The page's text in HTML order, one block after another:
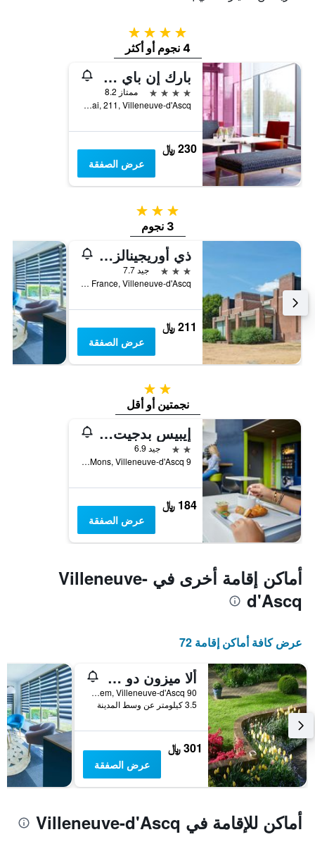
4 نجوم
4 نجوم أو أكثر
بارك إن باي راديسون ليلي جراند ستاد
4 نجوم
ممتاز 8.2
Boulevard de Tournai, 211, Villeneuve-d'Ascq, إقليم نور, فرنسا
230 ﷼
عرض الصفقة
3 نجوم
3 نجوم
ذي أوريجينالز سيتي كومبليكس أسكوتيل ليل ميتروبول
3 نجوم
جيد 7.7
Avenue Paul Langevin, Cite Scientifique 7 Villeneuve-d`Ascq, France, Villeneuve-d'Ascq, إقليم نور, فرنسا
211 ﷼
عرض الصفقة
2 نجمتين
نجمتين أو أقل
إيبيس بدجيت ليل فيلينوف داسك
2 نجمتين
جيد 6.9
9 Boulevard de Mons, Villeneuve-d'Ascq, إقليم نور, فرنسا
184 ﷼
عرض الصفقة
أماكن إقامة أخرى في Villeneuve-
d'Ascq
عرض كافة أماكن إقامة 72
ألا ميزون دو هيرون
90 Rue d'Hem, Villeneuve-d'Ascq, إقليم نور, فرنسا
3.5 كيلومتر عن وسط المدينة
301 ﷼
عرض الصفقة
أماكن للإقامة في Villeneuve-d'Ascq